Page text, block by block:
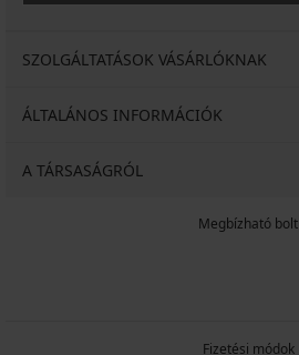
SZOLGÁLTATÁSOK VÁSÁRLÓKNAK
ÁLTALÁNOS INFORMÁCIÓK
A TÁRSASÁGRÓL
Megbízható bolt
Fizetési módok